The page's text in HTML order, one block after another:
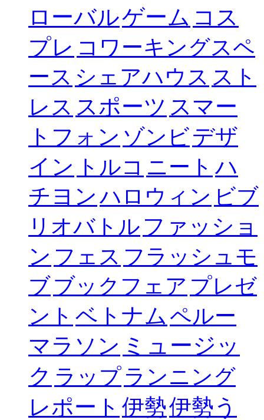
ローバルゲーム コス
プレ コワーキングスペ
ース シェアハウス スト
レス スポーツ スマー
トフォン ゾンビデザ
イン トルコ ニート ハ
チヨンハロウィン ビブ
リオバトル ファッショ
ン フェス フラッシュモ
ブブックフェア プレゼ
ント ベトナム ペルー
マラソン ミュージッ
ク ラップランニング
レポート 伊勢伊勢う